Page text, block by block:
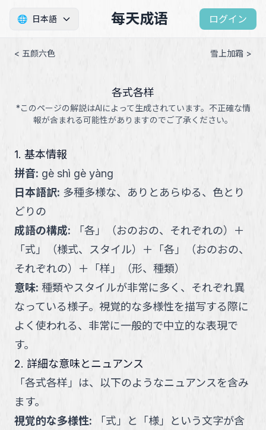
🌐 日本語 每天成语 ログイン
< 五颜六色 雪上加霜 >
各式各样
*このページの解説はAIによって生成されています。不正確な情
報が含まれる可能性がありますのでご了承ください。
1. 基本情報
拼音: gè shì gè yàng
日本語訳: 多種多様な、ありとあらゆる、色とり
どりの
成語の構成: 「各 」 （おのおの、それぞれの） ＋
「式 」 （様式、スタイル） ＋ 「各 」 （おのおの、
それぞれの） ＋ 「样 」 （形、種類）
意味: 種類やスタイルが非常に多く、それぞれ異
なっている様子。視覚的な多様性を描写する際に
よく使われる、非常に一般的で中立的な表現で
す。
2. 詳細な意味とニュアンス
「各式各样 」 は、以下のようなニュアンスを含み
ます。
視覚的な多様性:
「式」と「様」という文字が含